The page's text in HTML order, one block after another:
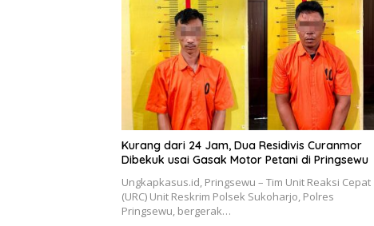
Kurang dari 24 Jam, Dua Residivis Curanmor
Dibekuk usai Gasak Motor Petani di Pringsewu
Ungkapkasus.id, Pringsewu – Tim Unit Reaksi Cepat
(URC) Unit Reskrim Polsek Sukoharjo, Polres
Pringsewu, bergerak…